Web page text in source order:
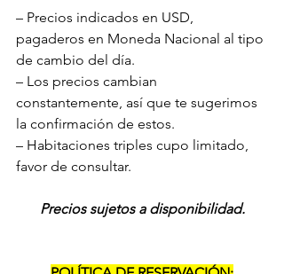
– Precios indicados en USD,
pagaderos en Moneda Nacional al tipo
de cambio del día.
– Los precios cambian
constantemente, así que te sugerimos
la confirmación de estos.
– Habitaciones triples cupo limitado,
favor de consultar.
Precios sujetos a disponibilidad.